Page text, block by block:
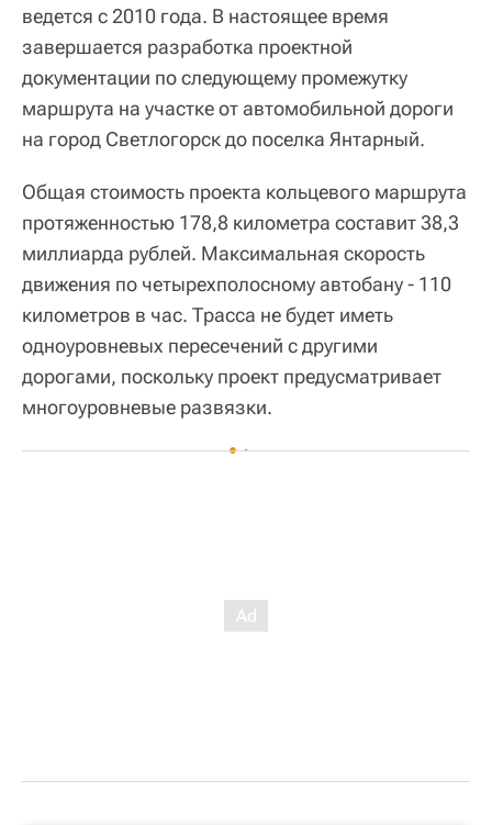
ведется с 2010 года. В настоящее время
завершается разработка проектной
документации по следующему промежутку
маршрута на участке от автомобильной дороги
на город Светлогорск до поселка Янтарный.
Общая стоимость проекта кольцевого маршрута
протяженностью 178,8 километра составит 38,3
миллиарда рублей. Максимальная скорость
движения по четырехполосному автобану - 110
километров в час. Трасса не будет иметь
одноуровневых пересечений с другими
дорогами, поскольку проект предусматривает
многоуровневые развязки.